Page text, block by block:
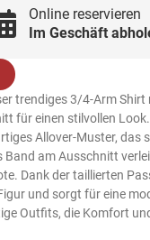
Online reservieren
Im Geschäft
trendiges 3/4-Arm Shirt
für einen stilvollen
Allover-Muster, das
Band am Ausschnitt
Dank der taillierten
und sorgt für eine
Outfits, die Komfort